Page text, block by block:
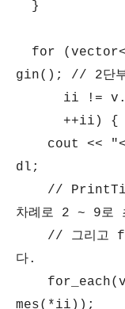
}
for
gin(); // 2단부
ii !=
++ii) {
cout <<
dl;
//
차례로 2 ~ 9로
// 그리고
다.
mes(*ii));